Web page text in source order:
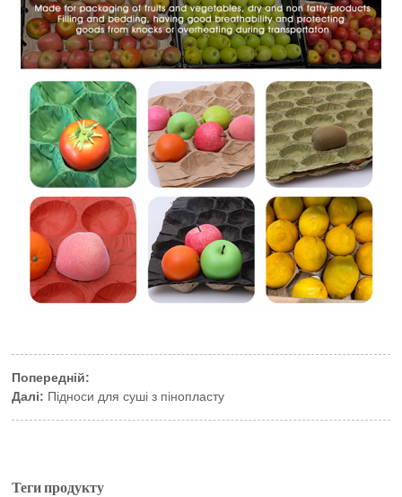
Попередній:
Далі: Підноси для суші з пінопласту
Теги продукту